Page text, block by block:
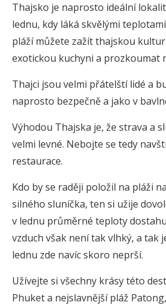
Thajsko je naprosto ideální
lednu, kdy láká skvělými
pláží můžete zažít thajskou
exotickou kuchyni a prozkoumat
Thajci jsou velmi přátelští lidé a
naprosto bezpečně a jako v
Výhodou Thajska je, že strava a
velmi levné. Nebojte se tedy
restaurace.
Kdo by se raději položil na pláži
silného sluníčka, ten si užije
v lednu průměrné teploty
vzduch však není tak vlhký, a tak
lednu zde navíc skoro neprší.
Užívejte si všechny krásy této
Phuket a nejslavnější pláž